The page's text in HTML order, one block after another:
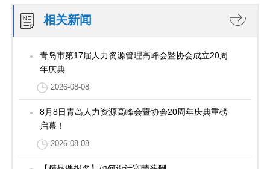
相关新闻
青岛市第17届人力资源管理高峰会暨协会成立20周
年庆典
2026-08-08
8月8日青岛人力资源高峰会暨协会20周年庆典重磅
启幕！
2026-08-08